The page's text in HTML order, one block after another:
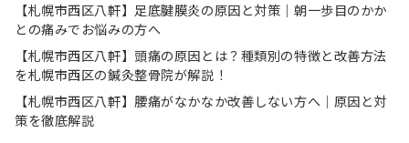
【札幌市西区八軒】足底腱膜炎の原因と対策｜朝一歩目のかか
との痛みでお悩みの方へ
【札幌市西区八軒】頭痛の原因とは？種類別の特徴と改善方法
を札幌市西区の鍼灸整骨院が解説！
【札幌市西区八軒】腰痛がなかなか改善しない方へ｜原因と対
策を徹底解説